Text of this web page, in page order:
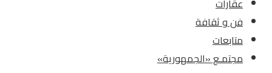
عقارات
فن و ثقافة
متابعات
مجتمـع «الجمهورية»